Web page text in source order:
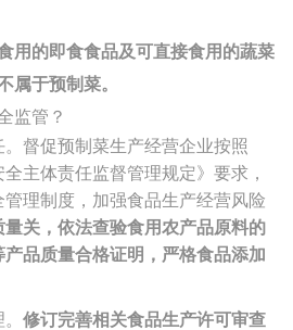
用的即食食品及可直接食用的蔬菜
属于预制菜。
监管？
督促预制菜生产经营企业按照
全主体责任监督管理规定》要求，
理制度，加强食品生产经营风险
量关，依法查验食用农产品原料的
品质量合格证明，严格食品添加
修订完善相关食品生产许可审查